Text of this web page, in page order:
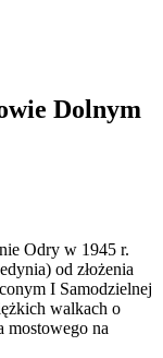
Dolnym
Odry w 1945 r.
od złożenia
I Samodzielnej
walkach o
mostowego na